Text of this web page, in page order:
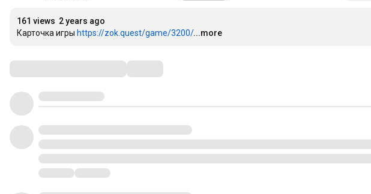
161 views 2 years ago
Карточка игры https://zok.quest/game/3200/...more